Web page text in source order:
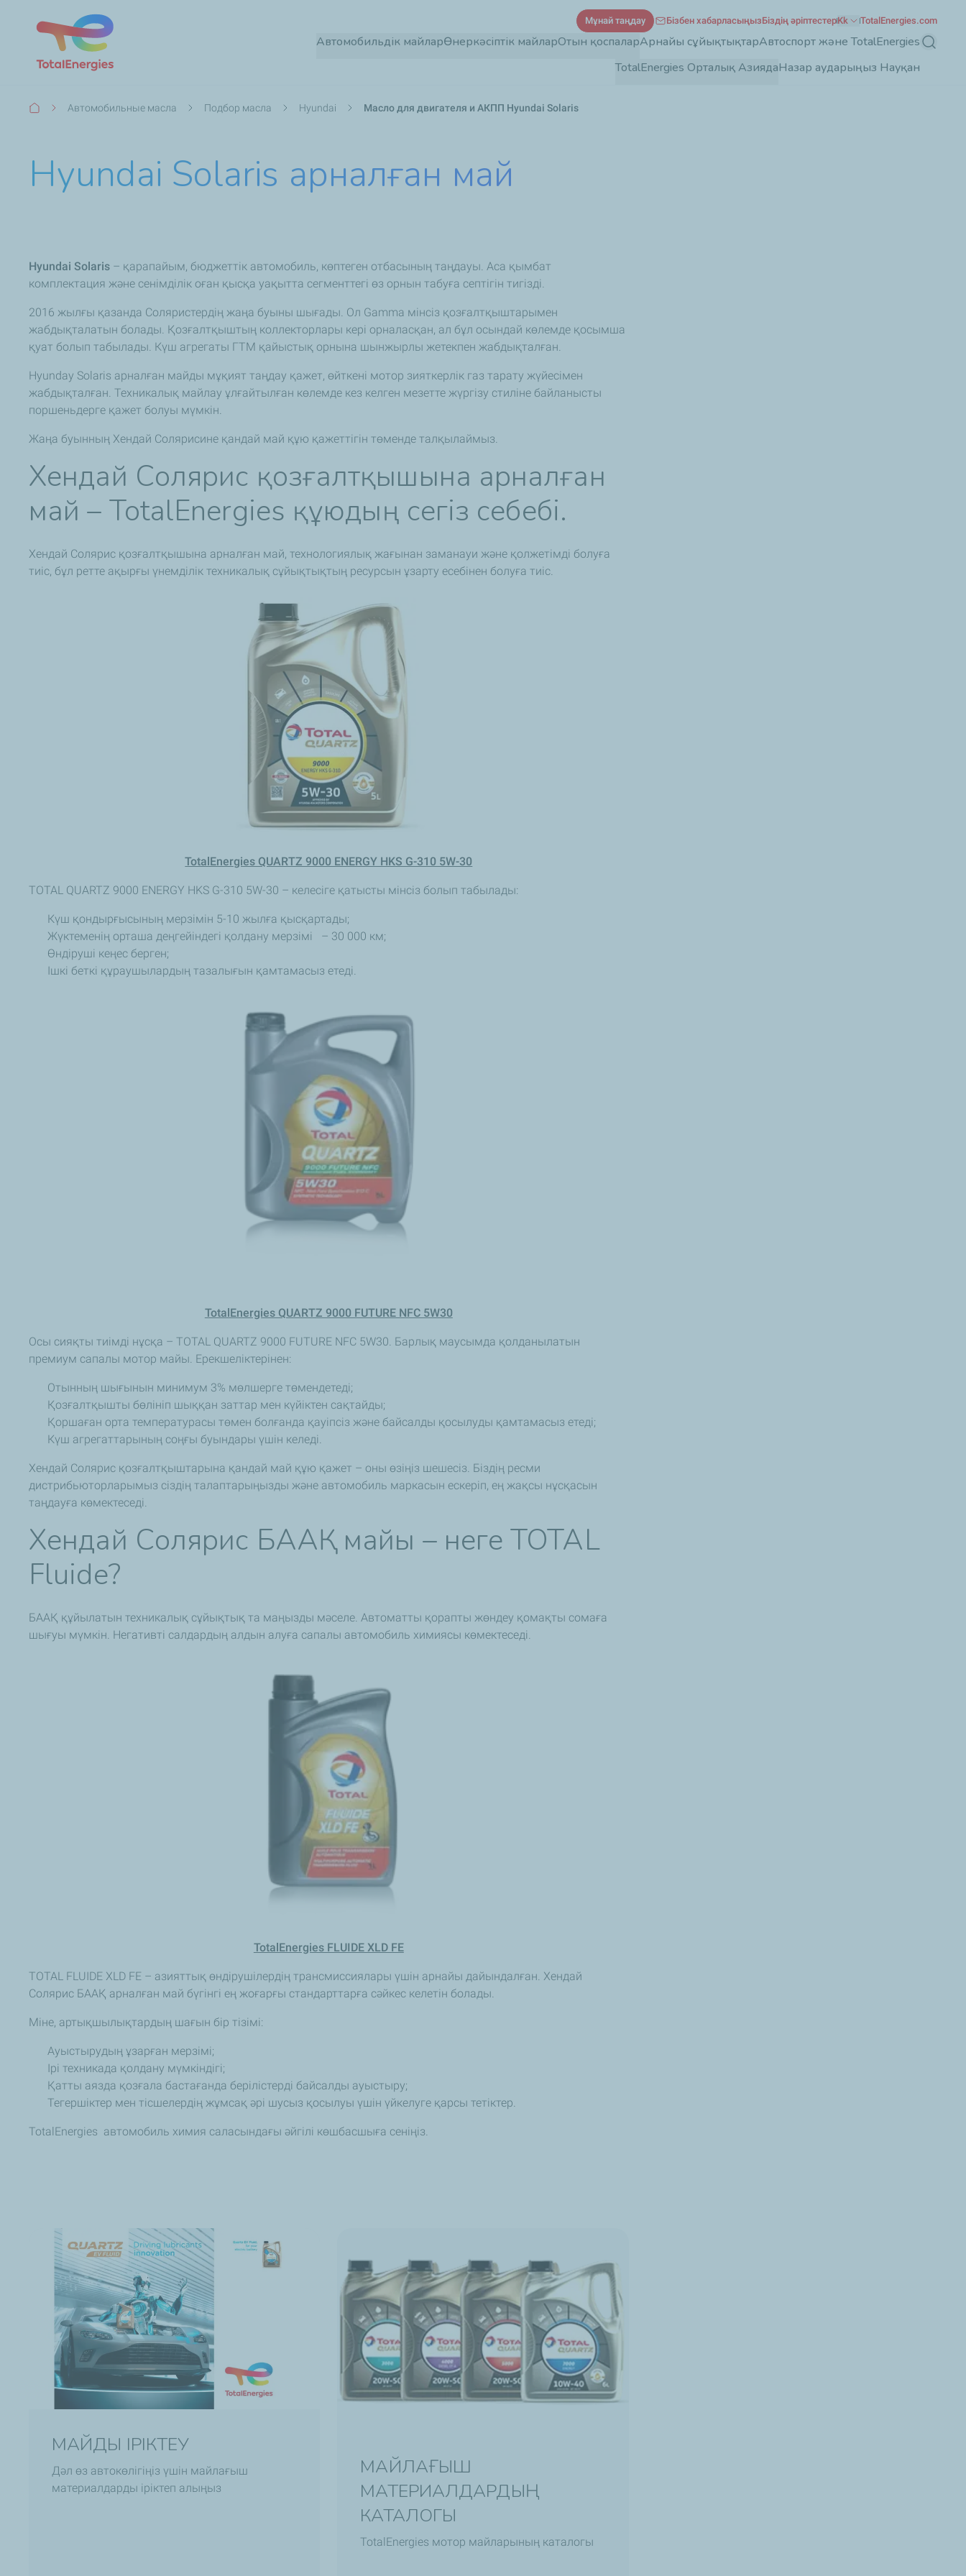
to
Автомобильдік майларӨнеркәсіптік майларОтын қоспаларАрнайы сұйықтықтарАвтоспорт және TotalEnergies
TotalEnergies Орталық АзиядаНазар аударыңыз Науқан
Іздеу
Mұнай таңдау Бізбен хабарласыңызБіздің әріптестерKk TotalEnergies.com
BreadcrumbАвтомобильные масла Подбор масла Hyundai Масло для двигателя и АКПП Hyundai Solaris
Hyundai Solaris арналған май
Hyundai Solaris – қарапайым, бюджеттік автомобиль, көптеген отбасының таңдауы. Аса қымбат
комплектация және сенімділік оған қысқа уақытта сегменттегі өз орнын табуға септігін тигізді.
2016 жылғы қазанда Соляристердің жаңа буыны шығады. Ол Gamma мінсіз қозғалтқыштарымен
жабдықталатын болады. Қозғалтқыштың коллекторлары кері орналасқан, ал бұл осындай көлемде қосымша
қуат болып табылады. Күш агрегаты ГТМ қайыстық орнына шынжырлы жетекпен жабдықталған.
Hyunday Solaris арналған майды мұқият таңдау қажет, өйткені мотор зияткерлік газ тарату жүйесімен
жабдықталған. Техникалық майлау ұлғайтылған көлемде кез келген мезетте жүргізу стиліне байланысты
поршеньдерге қажет болуы мүмкін.
Жаңа буынның Хендай Солярисине қандай май құю қажеттігін төменде талқылаймыз.
Хендай Солярис қозғалтқышына арналған
май – TotalEnergies құюдың сегіз себебі.
Хендай Солярис қозғалтқышына арналған май, технологиялық жағынан заманауи және қолжетімді болуға
тиіс, бұл ретте ақырғы үнемділік техникалық сұйықтықтың ресурсын ұзарту есебінен болуға тиіс.
TotalEnergies QUARTZ 9000 ENERGY HKS G-310 5W-30
TOTAL QUARTZ 9000 ENERGY HKS G-310 5W-30 – келесіге қатысты мінсіз болып табылады:
Күш қондырғысының мерзімін 5-10 жылға қысқартады;
Жүктеменің орташа деңгейіндегі қолдану мерзімі – 30 000 км;
Өндіруші кеңес берген;
Ішкі беткі құраушылардың тазалығын қамтамасыз етеді.
TotalEnergies QUARTZ 9000 FUTURE NFC 5W30
Осы сияқты тиімді нұсқа – TOTAL QUARTZ 9000 FUTURE NFC 5W30. Барлық маусымда қолданылатын
премиум сапалы мотор майы. Ерекшеліктерінен:
Отынның шығынын минимум 3% мөлшерге төмендетеді;
Қозғалтқышты бөлініп шыққан заттар мен күйіктен сақтайды;
Қоршаған орта температурасы төмен болғанда қауіпсіз және байсалды қосылуды қамтамасыз етеді;
Күш агрегаттарының соңғы буындары үшін келеді.
Хендай Солярис қозғалтқыштарына қандай май құю қажет – оны өзіңіз шешесіз. Біздің ресми
дистрибьюторларымыз сіздің талаптарыңызды және автомобиль маркасын ескеріп, ең жақсы нұсқасын
таңдауға көмектеседі.
Хендай Солярис БААҚ майы – неге TOTAL
Fluide?
БААҚ құйылатын техникалық сұйықтық та маңызды мәселе. Автоматты қорапты жөндеу қомақты сомаға
шығуы мүмкін. Негативті салдардың алдын алуға сапалы автомобиль химиясы көмектеседі.
TotalEnergies FLUIDE XLD FE
TOTAL FLUIDE XLD FE – азияттық өндірушілердің трансмиссиялары үшін арнайы дайындалған. Хендай
Солярис БААҚ арналған май бүгінгі ең жоғарғы стандарттарға сәйкес келетін болады.
Міне, артықшылықтардың шағын бір тізімі:
Ауыстырудың ұзарған мерзімі;
Ірі техникада қолдану мүмкіндігі;
Қатты аязда қозғала бастағанда берілістерді байсалды ауыстыру;
Тегершіктер мен тісшелердің жұмсақ әрі шусыз қосылуы үшін үйкелуге қарсы тетіктер.
TotalEnergies автомобиль химия саласындағы әйгілі көшбасшыға сеніңіз.
МАЙДЫ ІРІКТЕУ
Дәл өз автокөлігіңіз үшін майлағыш
материалдарды іріктеп алыңыз
МАЙЛАҒЫШ
МАТЕРИАЛДАРДЫҢ
КАТАЛОГЫ
TotalEnergies мотор майларының каталогы